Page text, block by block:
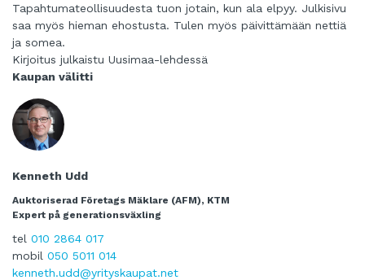
Tapahtumateollisuudesta tuon jotain, kun ala elpyy. Julkisivu
saa myös hieman ehostusta. Tulen myös päivittämään nettiä
ja somea.
Kirjoitus julkaistu Uusimaa-lehdessä
Kaupan välitti
Kenneth Udd
Auktoriserad Företags Mäklare (AFM), KTM
Expert på generationsväxling
tel 010 2864 017
mobil 050 5011 014
kenneth.udd@yrityskaupat.net